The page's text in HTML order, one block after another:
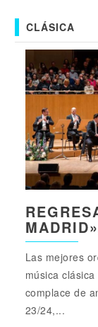
CLÁSICA
Las mejores
música
complace de
23/24,...